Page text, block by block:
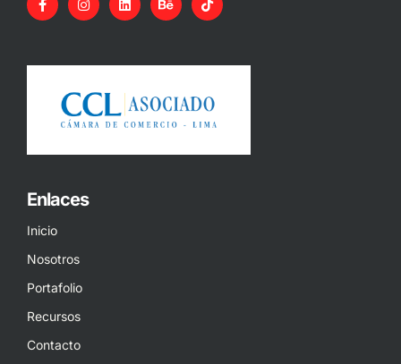
Enlaces
Inicio
Nosotros
Portafolio
Recursos
Contacto